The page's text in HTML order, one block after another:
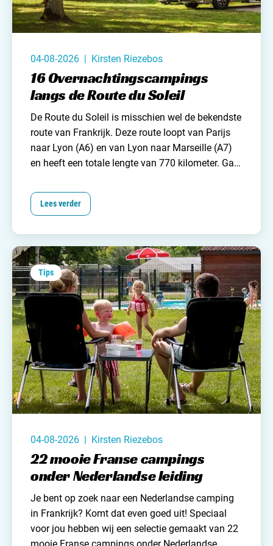
Nederland
België
Luxemburg
Frankrijk
Zwitserland
Nieuws / blog
Over Campingzoeker
Samenwerken / adverteren
Contact opnemen
04-08-2026 | Kirsten Riezebos
16 Overnachtingscampings
langs de Route du Soleil
De Route du Soleil is misschien wel de bekendste
route van Frankrijk. Deze route loopt van Parijs
naar Lyon (A6) en van Lyon naar Marseille (A7)
en heeft een totale lengte van 770 kilometer. Ga
de kans dus groot dat je gebruik moet maken van
deze route.
Om een beetje uitgerust aan te
lassen. Veel kampeerders kiezen ervoor op dit te
doen op een overnachtingscamping aan de route
du soleil.
Lees verder
Tips
04-08-2026 | Kirsten Riezebos
22 mooie Franse campings
onder Nederlandse leiding
Je bent op zoek naareen Nederlandse camping
in Frankrijk? Komt dat even goed uit! Speciaal
voor jou hebben wij een selectie gemaakt van 22
mooie Franse campings onder Nederlandse